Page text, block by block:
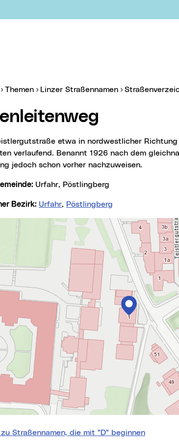
Themen Linzer Straßennamen
verlaufend. Benannt 1926 nach dem
jedoch schon vorher nachzuweisen.
Urfahr, Pöstlingberg
Bezirk: Urfahr, Pöstlingberg
Straßennamen, die mit "D" beginnen